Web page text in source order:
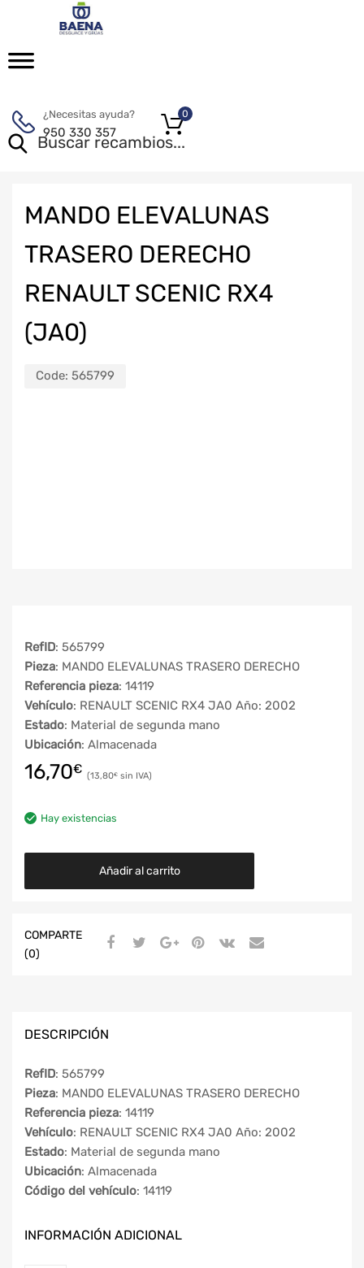
¿Necesitas ayuda?
950 330 357
0
MANDO ELEVALUNAS
TRASERO DERECHO
RENAULT SCENIC RX4
(JA0)
Code: 565799
RefID: 565799
Pieza: MANDO ELEVALUNAS TRASERO DERECHO
Referencia pieza: 14119
Vehículo: RENAULT SCENIC RX4 JA0 Año: 2002
Estado: Material de segunda mano
Ubicación: Almacenada
16,70€ 13,80€
Hay existencias
Añadir al carrito
COMPARTE
(0)
DESCRIPCIÓN
RefID: 565799
Pieza: MANDO ELEVALUNAS TRASERO DERECHO
Referencia pieza: 14119
Vehículo: RENAULT SCENIC RX4 JA0 Año: 2002
Estado: Material de segunda mano
Ubicación: Almacenada
Código del vehículo: 14119
INFORMACIÓN ADICIONAL